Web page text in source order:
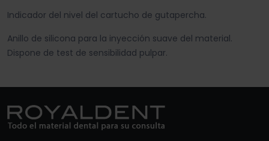
Indicador del nivel del cartucho de gutapercha.
Anillo de silicona para la inyección suave del material.
Dispone de test de sensibilidad pulpar.